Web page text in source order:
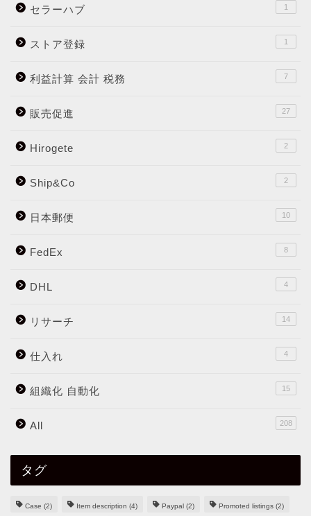
セラーハブ 1
ストア登録 1
利益計算 会計 税務 7
販売促進 27
Hirogete 2
Ship&Co 2
日本郵便 10
FedEx 8
DHL 4
リサーチ 14
仕入れ 4
組織化 自動化 15
All 208
タグ
Case (2) Item description (4) Paypal (2) Promoted listings (2)